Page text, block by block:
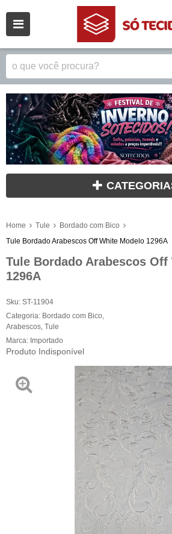
Home Tule
Bordado com Bico
Tule Bordado Arabescos Off White Modelo 1296A
Tule Bordado Arabescos
1296A
Sku: ST-11904
Categoria: Bordado com Bico
Arabescos Tule
Marca: Importado
Produto Indisponível